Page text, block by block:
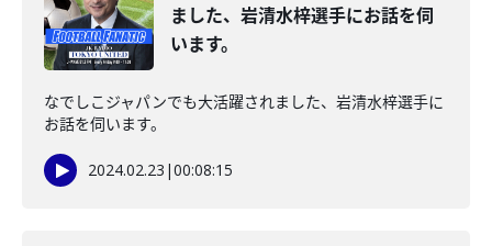
ました、岩清水梓選手にお話を伺
います。
なでしこジャパンでも大活躍されました、岩清水梓選手に
お話を伺います。
2024.02.23 |00:08:15